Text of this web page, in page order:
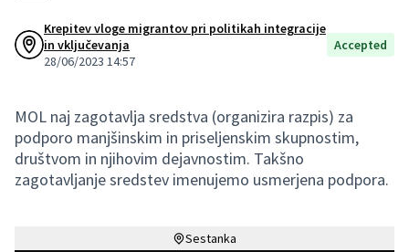
Krepitev vloge migrantov pri politikah integracije
in vključevanja
28/06/2023 14:57
Accepted
MOL naj zagotavlja sredstva (organizira razpis) za
podporo manjšinskim in priseljenskim skupnostim,
društvom in njihovim dejavnostim. Takšno
zagotavljanje sredstev imenujemo usmerjena podpora.
Sestanka